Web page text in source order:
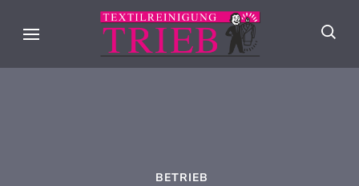
Trieb
Textilpflege seit
BETRIEB